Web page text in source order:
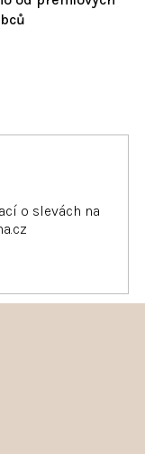
o slevách na